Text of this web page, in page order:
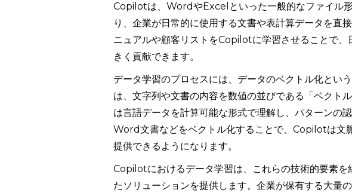
Copilotは、WordやExcelといった一般的なファイル
り、企業が日常的に使用する文書や表計算データを直
ニュアルや顧客リストをCopilotに学習させることで
きく貢献できます。
データ学習のプロセスには、データのベクトル化とい
は、文字列や文書の内容を数値の並びである「ベクト
は言語データを計算可能な形式で理解し、パターンの
Word文書などをベクトル化することで、Copilotは文
提供できるようになります。
Copilotにおけるデータ学習は、これらの技術的要素
たソリューションを提供します。企業が保有する大量